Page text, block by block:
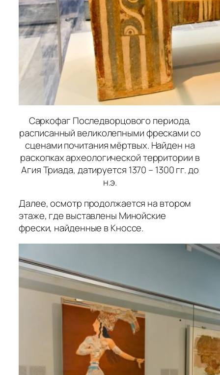
Саркофаг Последворцового периода,
расписанный великолепными фресками со
сценами почитания мёртвых. Найден на
раскопках археологической территории в
Агия Триада, датируется 1370 – 1300 гг. до
н.э.
Далее, осмотр продолжается на втором
этаже, где выставлены Минойские
фрески, найденные в Кноссе.